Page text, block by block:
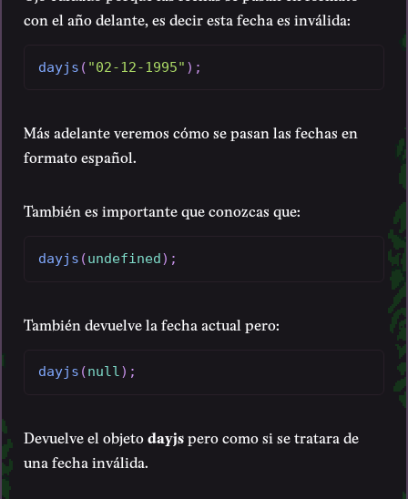
con el año delante, es decir esta fecha es inválida:
dayjs ( "02-12-1995" ) ;
Más adelante veremos cómo se pasan las fechas en
formato español.
También es importante que conozcas que:
dayjs (undefined) ;
También devuelve la fecha actual pero:
dayjs (null) ;
Devuelve el objetodayjspero como si se tratara de
una fecha inválida.